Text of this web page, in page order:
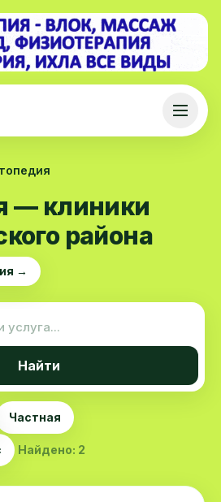
— клиники
района
→
Найти
Частная
Найдено: 2